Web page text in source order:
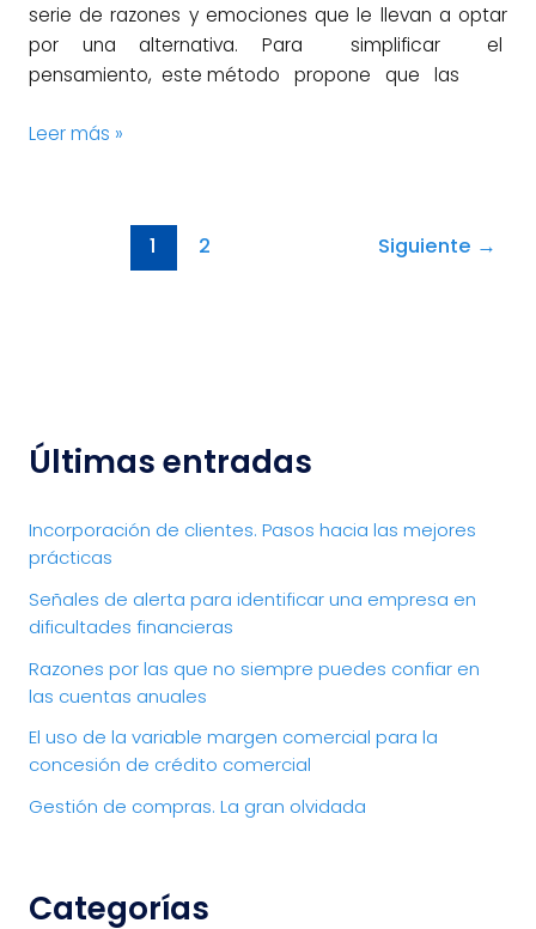
serie de razones y emociones que le llevan a optar
por una alternativa. Para simplificar el
pensamiento, este método propone que las
Leer más »
1 2 Siguiente →
Últimas entradas
Incorporación de clientes. Pasos hacia las mejores
prácticas
Señales de alerta para identificar una empresa en
dificultades financieras
Razones por las que no siempre puedes confiar en
las cuentas anuales
El uso de la variable margen comercial para la
concesión de crédito comercial
Gestión de compras. La gran olvidada
Categorías